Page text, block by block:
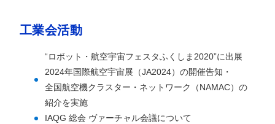
工業会活動
“ロボット・航空宇宙フェスタふくしま2020”に出展
2024年国際航空宇宙展（JA2024）の開催告知・
全国航空機クラスター・ネットワーク（NAMAC）の
紹介を実施
IAQG 総会 ヴァーチャル会議について